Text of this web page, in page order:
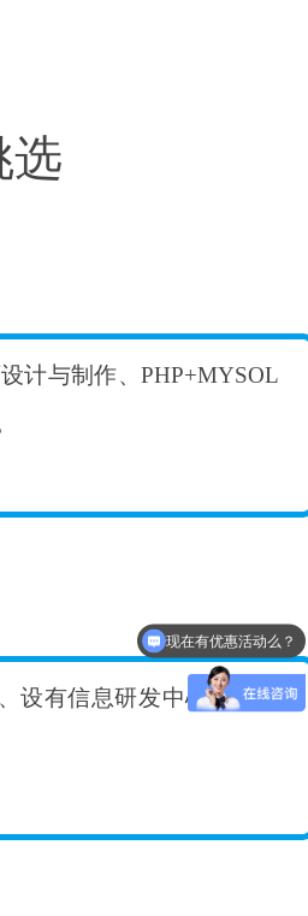
选
计与制作、PHP+MYSOL
设有信息研发中心及数据
现在有优惠活动么？